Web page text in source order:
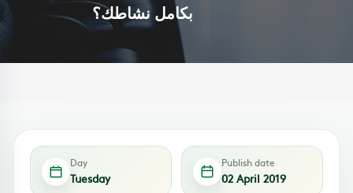
بكامل نشاطك؟
Day
Tuesday
Publish date
02 April 2019